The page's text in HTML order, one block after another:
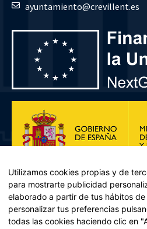
ayuntamiento@crevillent.es
Utilizamos cookies propias y de
para mostrarte publicidad
elaborado a partir de tus hábitos
personalizar tus preferencias
todas las cookies haciendo clic en